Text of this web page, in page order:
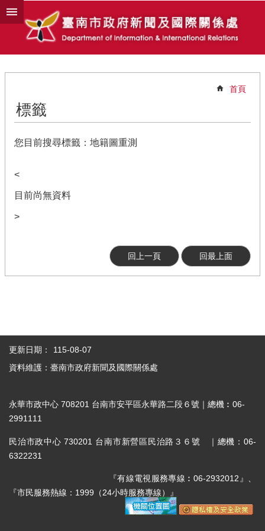
跳到主要內容區塊
首頁
標籤
您目前搜尋標籤：地籍圖重測
<
目前尚無資料
>
回上一頁 回最上面
更新日期：
115-08-07
資料維護：臺南市政府新聞及國際關係處
永華市政中心 708201 台南市安平區永華路二段６號｜總機︰06-
2991111
民治市政中心 730201 台南市新營區民治路３６號 ｜總機：06-
6322231
『有線電視服務專線︰06-2932012』、
『市民服務熱線：1999（24小時服務專線）』